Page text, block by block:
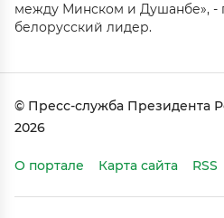
между Минском и Душанбе», -
белорусский лидер.
© Пресс-служба Президента
2026
О портале Карта сайта RSS